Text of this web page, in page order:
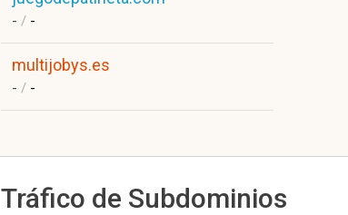
- / -
multijobys.es
- / -
Tráfico de Subdominios